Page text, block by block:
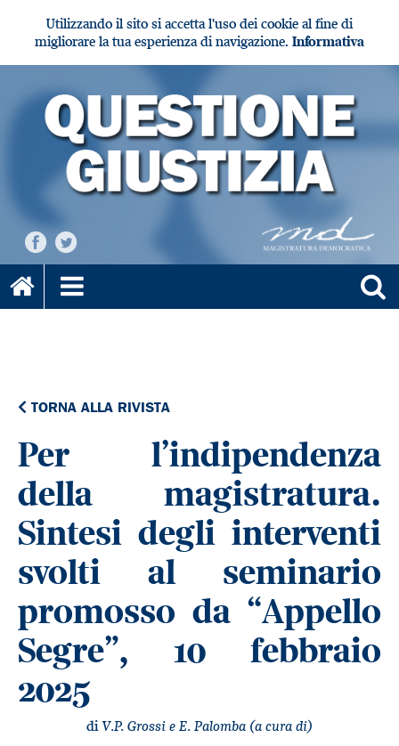
Utilizzando il sito si accetta l'uso dei cookie al fine di
migliorare la tua esperienza di navigazione. Informativa
TORNA ALLA RIVISTA
Per l’indipendenza
della magistratura.
Sintesi degli interventi
svolti al seminario
promosso da “Appello
Segre”, 10 febbraio
2025
diV.P. Grossi e E. Palomba (a cura di)